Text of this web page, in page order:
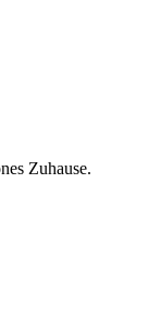
Zuhause.